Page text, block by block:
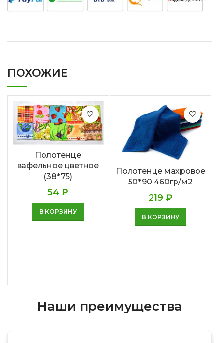
ПОХОЖИЕ
Полотенце
вафельное цветное
(38*75)
54₽
В КОРЗИНУ
Полотенце махровое
50*90 460гр/м2
219 ₽
В КОРЗИНУ
Наши преимущества